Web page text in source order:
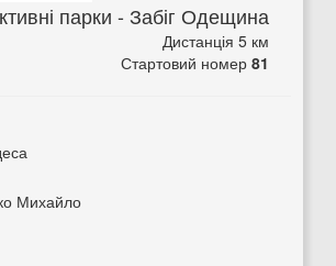
парки - Забіг Одещина
Дистанція 5 км
Стартовий номер 81
Михайло